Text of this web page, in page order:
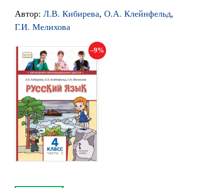
Автор: Л.В. Кибирева, О.А. Клейнфельд,
Г.И. Мелихова
9